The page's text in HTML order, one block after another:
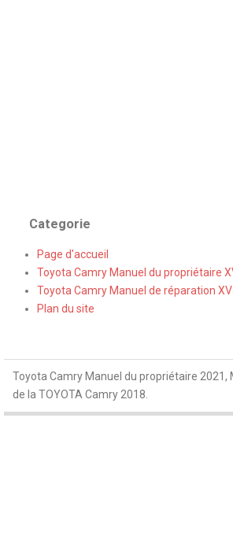
Categorie
Page d'accueil
Toyota Camry Manuel du propriétaire
Toyota Camry Manuel de réparation
Plan du site
Toyota Camry Manuel du propriétaire 2021,
de la TOYOTA Camry 2018.